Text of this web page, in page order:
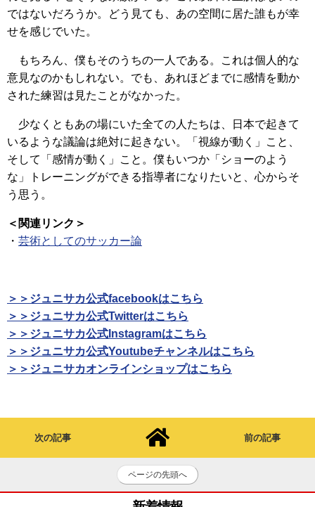
ではないだろうか。どう見ても、あの空間に居た誰もが幸
せを感じでいた。
もちろん、僕もそのうちの一人である。これは個人的な
意見なのかもしれない。でも、あれほどまでに感情を動か
された練習は見たことがなかった。
少なくともあの場にいた全ての人たちは、日本で起きて
いるような議論は絶対に起きない。「視線が動く」こと、
そして「感情が動く」こと。僕もいつか「ショーのよう
な」トレーニングができる指導者になりたいと、心からそ
う思う。
＜関連リンク＞
・ 芸術としてのサッカー論
＞＞ジュニサカ公式facebookはこちら
＞＞ジュニサカ公式Twitterはこちら
＞＞ジュニサカ公式Instagramはこちら
＞＞ジュニサカ公式Youtubeチャンネルはこちら
＞＞ジュニサカオンラインショップはこちら
次の記事 前の記事
ページの先頭へ